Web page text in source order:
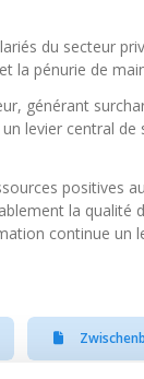
du secteur
la pénurie de
générant
levier central de
positives
la qualité
continue un